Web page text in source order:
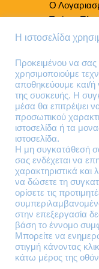
Ο
Τρόποι
Τρόποι
Τηλέφωνα
210 41 13
210 41 13
Διεύθυνση
Θηβών 220
Άγιος
Ρέντης
Τ.Κ. 182 33
Email
Η ιστοσελίδα
Προκειμένου να σας
χρησιμοποιούμε
αποθηκεύουμε και/
της συσκευής. Η
μέσα θα επιτρέψει
προσωπικού
ιστοσελίδα ή τα
ιστοσελίδα.
Η μη συγκατάθεσή
σας ενδέχεται να
χαρακτηριστικά και
να δώσετε τη
ορίσετε τις
στην επεξεργασία
βάση το έννομο
Μπορείτε να
στιγμή κάνοντας
κάτω μέρος της